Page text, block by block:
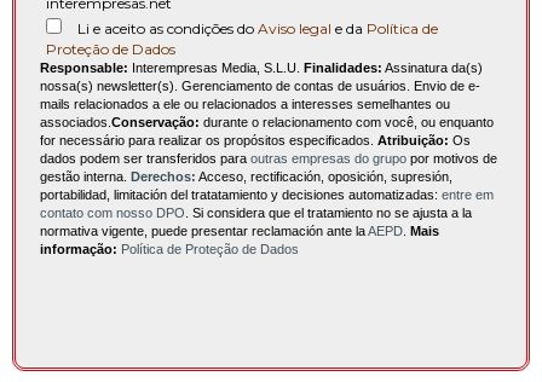
Li e aceito as condições do Aviso legal e da Política de
Proteção de Dados
Responsable: Interempresas Media, S.L.U. Finalidades: Assinatura da(s)
nossa(s) newsletter(s). Gerenciamento de contas de usuários. Envio de e-
mails relacionados a ele ou relacionados a interesses semelhantes ou
associados. Conservação: durante o relacionamento com você, ou enquanto
for necessário para realizar os propósitos especificados. Atribuição: Os
dados podem ser transferidos para outras empresas do grupo por motivos de
gestão interna. Derechos: Acceso, rectificación, oposición, supresión,
portabilidad, limitación del tratatamiento y decisiones automatizadas: entre em
contato com nosso DPO . Si considera que el tratamiento no se ajusta a la
normativa vigente, puede presentar reclamación ante laAEPD Mais
informação: Política de Proteção de Dados